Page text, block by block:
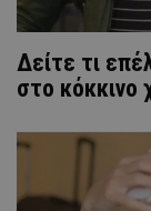
Δείτε τι
στο κόκκινο